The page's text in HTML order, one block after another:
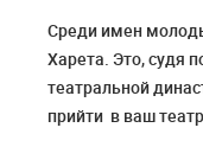
Среди имен
Харета. Это, судя
театральной
прийти в ваш